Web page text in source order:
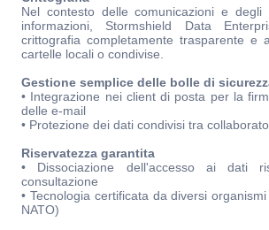
Nel contesto delle comunicazioni e degli
informazioni, Stormshield Data
crittografia completamente trasparente e
cartelle locali o condivise.
Gestione semplice delle bolle di
• Integrazione nei client di posta per la
delle e-mail
• Protezione dei dati condivisi tra
Riservatezza garantita
• Dissociazione dell'accesso ai dati
consultazione
• Tecnologia certificata da diversi
NATO)